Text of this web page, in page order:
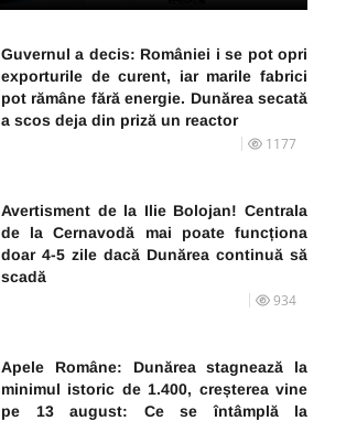
Guvernul a decis: României i se pot opri
exporturile de curent, iar marile fabrici
pot rămâne fără energie. Dunărea secată
a scos deja din priză un reactor
1177
Avertisment de la Ilie Bolojan! Centrala
de la Cernavodă mai poate funcționa
doar 4-5 zile dacă Dunărea continuă să
scadă
934
Apele Române: Dunărea stagnează la
minimul istoric de 1.400, creșterea vine
pe 13 august: Ce se întâmplă la